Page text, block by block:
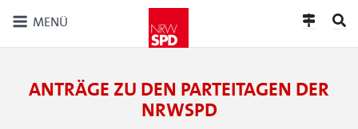
MENÜ
ANTRÄGE ZU DEN PARTEITAGEN DER
NRWSPD